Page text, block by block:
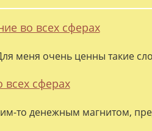
во всех сферах
меня очень ценны такие
всех сферах
то денежным магнитом,